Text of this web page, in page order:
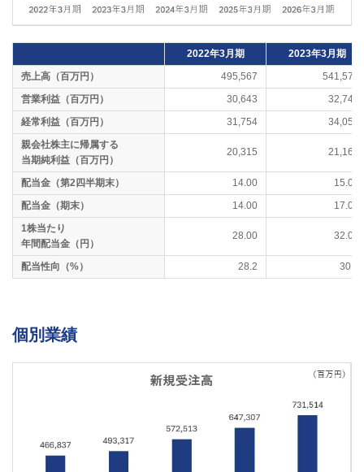
2022年3月期
2023年3月期
売上高（百万円）
495,567
541,579
営業利益（百万円）
30,643
32,748
経常利益（百万円）
31,754
34,059
親会社株主に帰属する
当期純利益（百万円）
20,315 21,167
配当金（第2四半期末） 14.00
15.00
配当金（期末）
14.00
17.00
1株当たり
年間配当金（円）
28.00 32.00
配当性向（%） 28.2 30.9
個別業績